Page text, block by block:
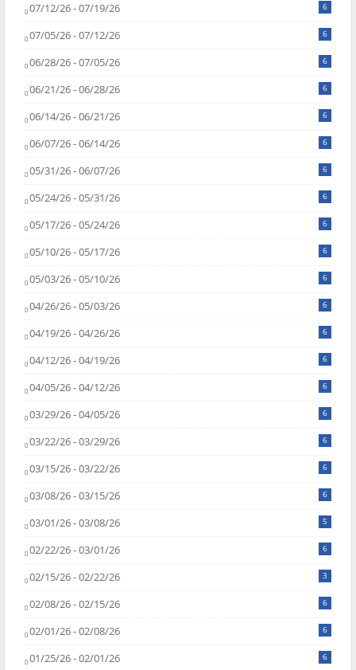
07/12/26 - 07/19/26 6
07/05/26 - 07/12/26 6
06/28/26 - 07/05/26 6
06/21/26 - 06/28/26 6
06/14/26 - 06/21/26 6
06/07/26 - 06/14/26 6
05/31/26 - 06/07/26 6
05/24/26 - 05/31/26 6
05/17/26 - 05/24/26 6
05/10/26 - 05/17/26 6
05/03/26 - 05/10/26 6
04/26/26 - 05/03/26 6
04/19/26 - 04/26/26 6
04/12/26 - 04/19/26 6
04/05/26 - 04/12/26 6
03/29/26 - 04/05/26 6
03/22/26 - 03/29/26 6
03/15/26 - 03/22/26 6
03/08/26 - 03/15/26 6
03/01/26 - 03/08/26 5
02/22/26 - 03/01/26 6
02/15/26 - 02/22/26 3
02/08/26 - 02/15/26 6
02/01/26 - 02/08/26 6
01/25/26 - 02/01/26 6